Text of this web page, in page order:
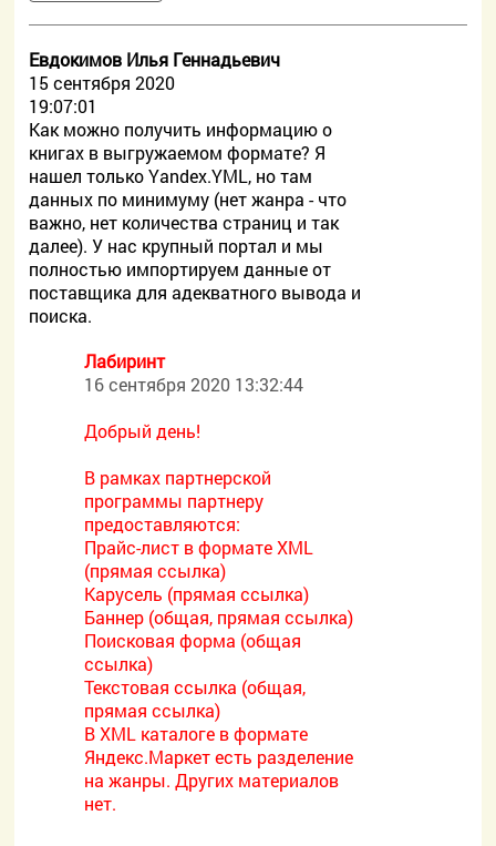
Евдокимов Илья Геннадьевич
15 сентября 2020
19:07:01
Как можно получить информацию о
книгах в выгружаемом формате? Я
нашел только Yandex.YML, но там
данных по минимуму (нет жанра - что
важно, нет количества страниц и так
далее). У нас крупный портал и мы
полностью импортируем данные от
поставщика для адекватного вывода и
поиска.
Лабиринт
16 сентября 2020 13:32:44
Добрый день!
В рамках партнерской
программы партнеру
предоставляются:
Прайс-лист в формате XML
(прямая ссылка)
Карусель (прямая ссылка)
Баннер (общая, прямая ссылка)
Поисковая форма (общая
ссылка)
Текстовая ссылка (общая,
прямая ссылка)
В XML каталоге в формате
Яндекс.Маркет есть разделение
на жанры. Других материалов
нет.